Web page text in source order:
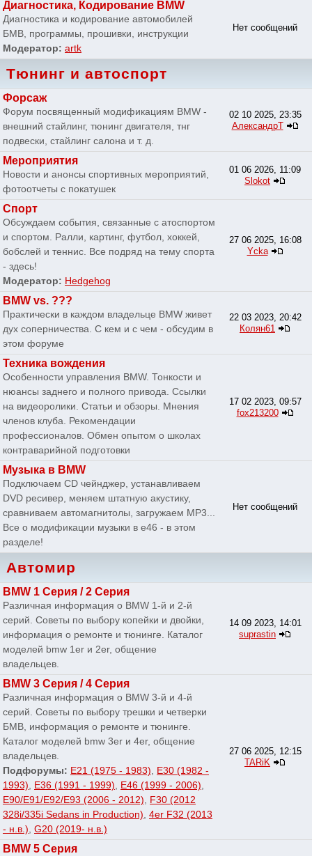
Диагностика, Кодирование BMW
Диагностика и кодирование автомобилей
БМВ, программы, прошивки, инструкции
Модератор: artk
Нет сообщений
Тюнинг и автоспорт
Форсаж
Форум посвященный модификациям BMW -
внешний стайлинг, тюнинг двигателя, тнг
подвески, стайлинг салона и т. д.
02 10 2025, 23:35
АлександрТ
Мероприятия
Новости и анонсы спортивных мероприятий,
фотоотчеты с покатушек
01 06 2026, 11:09
Slokot
Спорт
Обсуждаем события, связанные с атоспортом
и спортом. Ралли, картинг, футбол, хоккей,
бобслей и теннис. Все подряд на тему спорта
- здесь!
Модератор: Hedgehog
27 06 2025, 16:08
Ycka
BMW vs. ???
Практически в каждом владельце BMW живет
дух соперничества. С кем и с чем - обсудим в
этом форуме
22 03 2023, 20:42
Колян61
Техника вождения
Особенности управления BMW. Тонкости и
нюансы заднего и полного привода. Ссылки
на видеоролики. Статьи и обзоры. Мнения
членов клуба. Рекомендации
профессионалов. Обмен опытом о школах
контраварийной подготовки
17 02 2023, 09:57
fox213200
Музыка в BMW
Подключаем CD чейнджер, устанавливаем
DVD ресивер, меняем штатную акустику,
сравниваем автомагнитолы, загружаем MP3...
Все о модификации музыки в e46 - в этом
разделе!
Нет сообщений
Автомир
BMW 1 Серия / 2 Серия
Различная информация о BMW 1-й и 2-й
серий. Советы по выбору копейки и двойки,
информация о ремонте и тюнинге. Каталог
моделей bmw 1er и 2er, общение
владельцев.
14 09 2023, 14:01
suprastin
BMW 3 Серия / 4 Серия
Различная информация о BMW 3-й и 4-й
серий. Советы по выбору трешки и четверки
БМВ, информация о ремонте и тюнинге.
Каталог моделей bmw 3er и 4er, общение
владельцев.
Подфорумы: E21 (1975 - 1983), E30 (1982 -
1993), E36 (1991 - 1999), E46 (1999 - 2006),
E90/E91/E92/E93 (2006 - 2012), F30 (2012
328i/335i Sedans in Production), 4er F32 (2013
- н.в.), G20 (2019- н.в.)
27 06 2025, 12:15
TARiK
BMW 5 Серия